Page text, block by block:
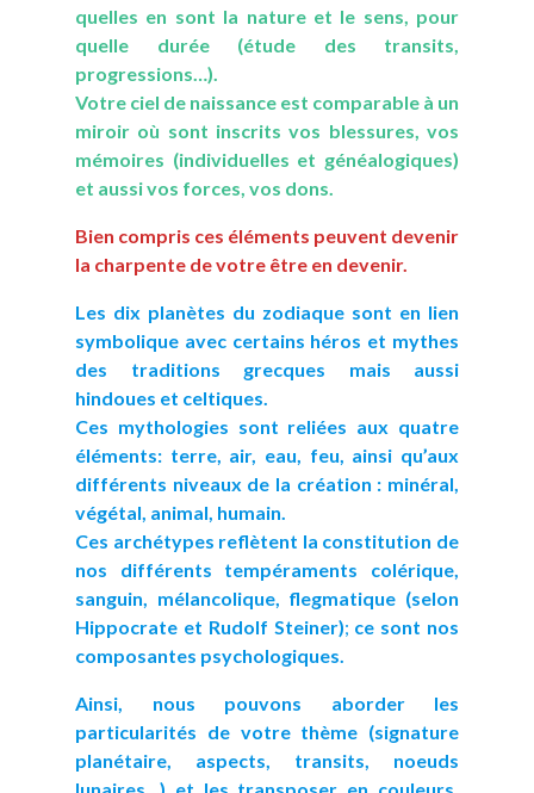
quelles en sont la nature et le sens, pour
quelle durée (étude des transits,
progressions…).
Votre ciel de naissance est comparable à un
miroir où sont inscrits vos blessures, vos
mémoires (individuelles et généalogiques)
et aussi vos forces, vos dons.
Bien compris ces éléments peuvent devenir
la charpente de votre être en devenir.
Les dix planètes du zodiaque sont en lien
symbolique avec certains héros et mythes
des traditions grecques mais aussi
hindoues et celtiques.
Ces mythologies sont reliées aux quatre
éléments: terre, air, eau, feu, ainsi qu’aux
différents niveaux de la création : minéral,
végétal, animal, humain.
Ces archétypes reflètent la constitution de
nos différents tempéraments colérique,
sanguin, mélancolique, flegmatique (selon
Hippocrate et Rudolf Steiner); ce sont nos
composantes psychologiques.
Ainsi, nous pouvons aborder les
particularités de votre thème (signature
planétaire, aspects, transits, noeuds